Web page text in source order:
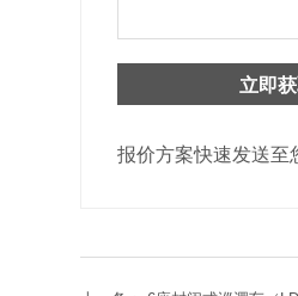
报价方案快速发送至